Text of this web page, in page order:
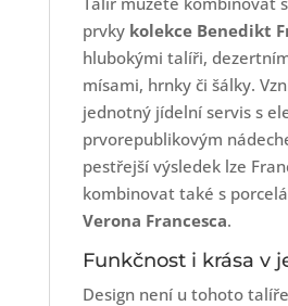
prvky kolekce Benedikt
hlubokými talíři,
mísami, hrnky či šálky.
jednotný jídelní servis s
prvorepublikovým
pestřejší výsledek lze
kombinovat také s
Verona Francesca.
Funkčnost i krása v
Design není u tohoto